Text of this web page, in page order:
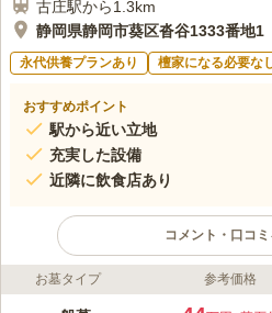
古庄駅から1.3km
静岡県静岡市葵区沓谷1333番地1
永代供養プランあり 檀家になる必要な
おすすめポイント
駅から近い立地
充実した設備
近隣に飲食店あり
コメント・口コ
ライフドット編集部のコメント
愛宕霊園は豊かな緑に囲まれ
お墓タイプ 参考価格